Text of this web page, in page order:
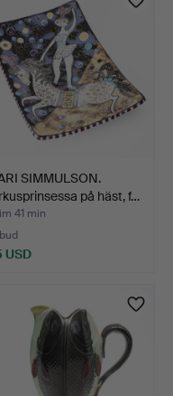
SIMMULSON.
på häst, f…
41 min
USD